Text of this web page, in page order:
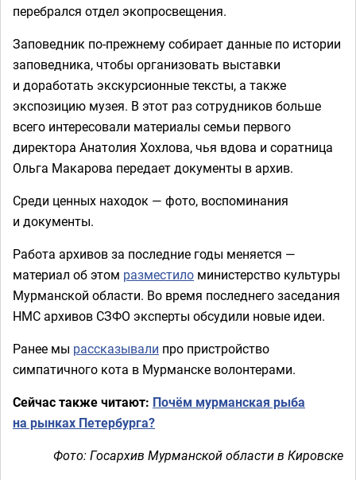
перебрался отдел экопросвещения.
Заповедник по-прежнему собирает данные по истории
заповедника, чтобы организовать выставки
и доработать экскурсионные тексты, а также
экспозицию музея. В этот раз сотрудников больше
всего интересовали материалы семьи первого
директора Анатолия Хохлова, чья вдова и соратница
Ольга Макарова передает документы в архив.
Среди ценных находок — фото, воспоминания
и документы.
Работа архивов за последние годы меняется —
материал об этом разместило министерство культуры
Мурманской области. Во время последнего заседания
НМС архивов СЗФО эксперты обсудили новые идеи.
Ранее мы рассказывали про пристройство
симпатичного кота в Мурманске волонтерами.
Сейчас также читают: Почём мурманская рыба
на рынках Петербурга?
Фото: Госархив Мурманской области в Кировске